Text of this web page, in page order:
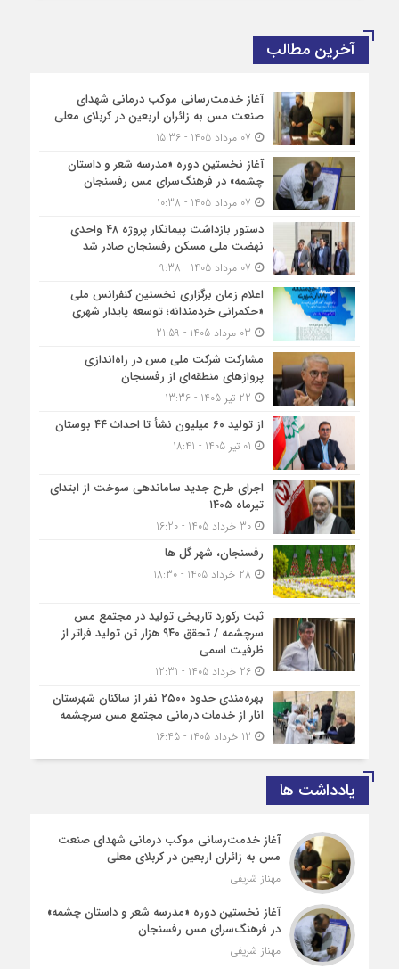
آخرین مطالب
آغاز خدمت‌رسانی موکب درمانی شهدای
صنعت مس به زائران اربعین در کربلای معلی
آغاز نخستین دوره «مدرسه شعر و داستان
چشمه» در فرهنگ‌سرای مس رفسنجان
دستور بازداشت پیمانکار پروژه ۴۸ واحدی
نهضت ملی مسکن رفسنجان صادر شد
اعلام زمان برگزاری نخستین کنفرانس ملی
«حکمرانی خردمندانه؛ توسعه پایدار شهری
مشارکت شرکت ملی مس در راه‌اندازی
پروازهای منطقه‌ای از رفسنجان
از تولید ۶۰ میلیون نشأ تا احداث ۴۴ بوستان
اجرای طرح جدید ساماندهی سوخت از ابتدای
تیرماه ۱۴۰۵
30 خرداد 1405 - 16:20
رفسنجان، شهر گل ها
ثبت رکورد تاریخی تولید در مجتمع مس
سرچشمه / تحقق ۹۴۰ هزار تن تولید فراتر از
ظرفیت اسمی
26 خرداد 1405 - 12:31
بهره‌مندی حدود ۲۵۰۰‌ نفر از ساکنان شهرستان
انار از خدمات درمانی مجتمع مس سرچشمه
یادداشت ها
آغاز خدمت‌رسانی موکب درمانی شهدای صنعت
مس به زائران اربعین در کربلای معلی
مهناز شریفی
آغاز نخستین دوره «مدرسه شعر و داستان چشمه»
در فرهنگ‌سرای مس رفسنجان
مهناز شریفی